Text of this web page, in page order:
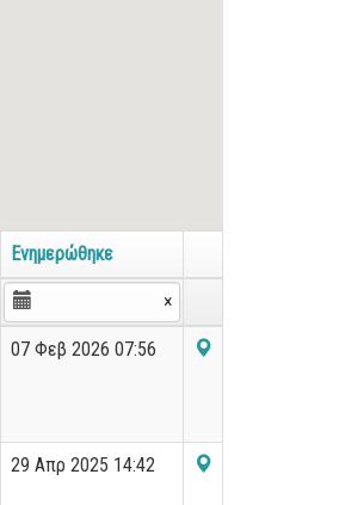
Ενημερώθηκε
×
07 Φεβ 2026 07:56
29 Απρ 2025 14:42